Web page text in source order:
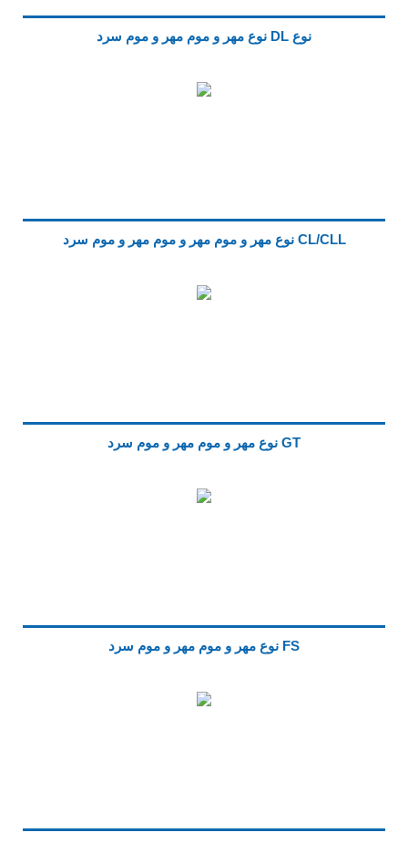
نوع DL نوع مهر و موم مهر و موم سرد
CL/CLL نوع مهر و موم مهر و موم مهر و موم سرد
GT نوع مهر و موم مهر و موم سرد
FS نوع مهر و موم مهر و موم سرد